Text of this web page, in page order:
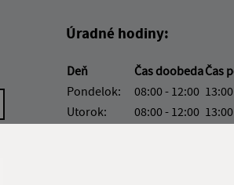
Úradné hodiny:
Deň Čas doobedaČas
Pondelok:
08:00 - 12:00
Utorok:
08:00 - 12:00